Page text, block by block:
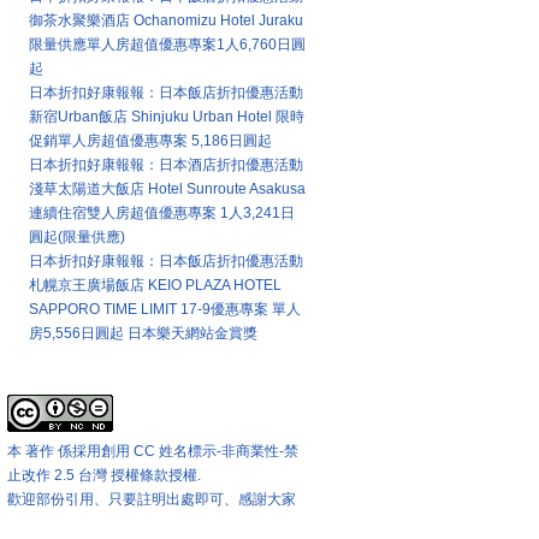
御茶水聚樂酒店 Ochanomizu Hotel Juraku
限量供應單人房超值優惠專案1人6,760日圓
起
日本折扣好康報報：日本飯店折扣優惠活動
新宿Urban飯店 Shinjuku Urban Hotel 限時
促銷單人房超值優惠專案 5,186日圓起
日本折扣好康報報：日本酒店折扣優惠活動
淺草太陽道大飯店 Hotel Sunroute Asakusa
連續住宿雙人房超值優惠專案 1人3,241日
圓起(限量供應)
日本折扣好康報報：日本飯店折扣優惠活動
札幌京王廣場飯店 KEIO PLAZA HOTEL
SAPPORO TIME LIMIT 17-9優惠專案 單人
房5,556日圓起 日本樂天網站金賞獎
本 著作 係採用創用 CC 姓名標示-非商業性-禁
止改作 2.5 台灣 授權條款授權.
歡迎部份引用、只要註明出處即可、感謝大家